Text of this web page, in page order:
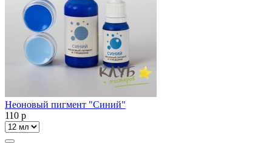
Неоновый пигмент "Синий"
110 p